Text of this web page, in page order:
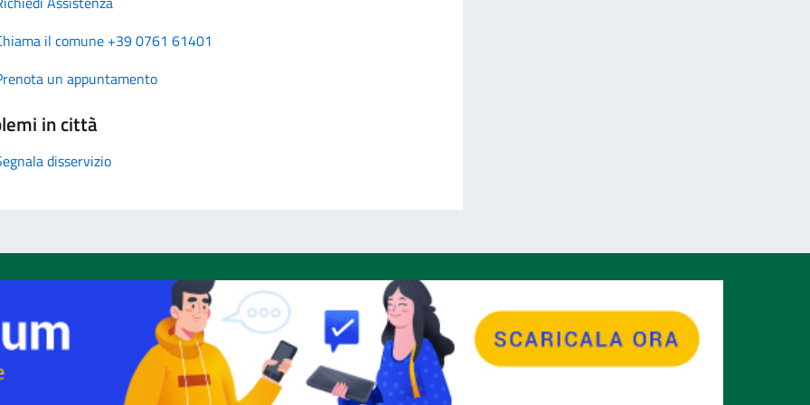
il comune +39 0761 61401
un appuntamento
in città
disservizio